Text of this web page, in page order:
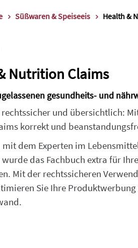
Süßwaren & Speiseeis Health &
Nutrition Claims
gesundheits- und
und übersichtlich:
korrekt und
mit dem Experten im
das Fachbuch extra für
Mit der rechtssicheren
Sie Ihre